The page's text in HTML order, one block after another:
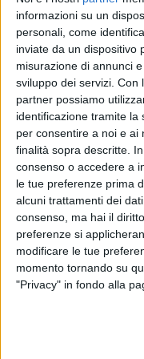
informazioni su un
personali, come
inviate da un dispositivo
misurazione di annunci
sviluppo dei servizi. Con
partner possiamo
identificazione tramite la
per consentire a noi e ai
finalità sopra descritte.
consenso o accedere a
le tue preferenze prima
alcuni trattamenti dei
consenso, ma hai il
preferenze si
modificare le tue
momento tornando su
"Privacy" in fondo alla
1) Ligabue ha
Giulia
di Milano con
2) SuRadio Italia
tantissimanuova
piccolo indizio? “ Ci
cuiCoezha
fumettista
3) Sul palco dei
tanticantanti italiani
4) IPinguini Tattici
svelato ilmistero